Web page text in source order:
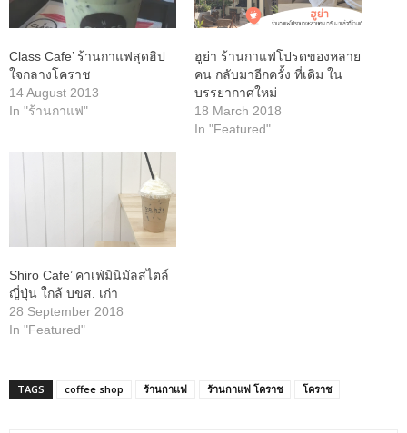
Class Cafe’ ร้านกาแฟสุดฮิป
ใจกลางโคราช
14 August 2013
In "ร้านกาแฟ"
ฮูย่า ร้านกาแฟโปรดของหลาย
คน กลับมาอีกครั้ง ที่เดิม ใน
บรรยากาศใหม่
18 March 2018
In "Featured"
Shiro Cafe’ คาเฟ่มินิมัลสไตล์
ญี่ปุ่น ใกล้ บขส. เก่า
28 September 2018
In "Featured"
TAGS coffee shop ร้านกาแฟ ร้านกาแฟ โคราช โคราช